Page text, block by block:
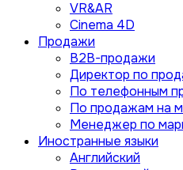
VR&AR
Cinema 4D
Продажи
B2B-продажи
Директор по
По телефонным
По продажам на
Менеджер по
Иностранные языки
Английский